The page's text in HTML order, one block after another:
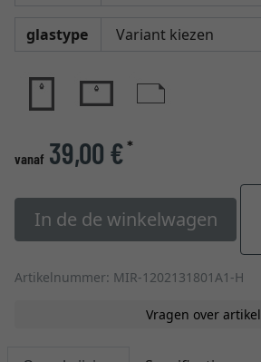
glastype
vanaf 39,00 €*
In de de winkelwagen
Artikelnummer: MIR-1202131801A1-H
Vragen over artikel